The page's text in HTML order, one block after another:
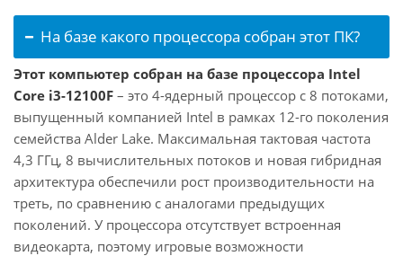
На базе какого процессора собран этот ПК?
Этот компьютер собран на базе процессора Intel
Core i3-12100F – это 4-ядерный процессор с 8 потоками,
выпущенный компанией Intel в рамках 12-го поколения
семейства Alder Lake. Максимальная тактовая частота
4,3 ГГц, 8 вычислительных потоков и новая гибридная
архитектура обеспечили рост производительности на
треть, по сравнению с аналогами предыдущих
поколений. У процессора отсутствует встроенная
видеокарта, поэтому игровые возможности